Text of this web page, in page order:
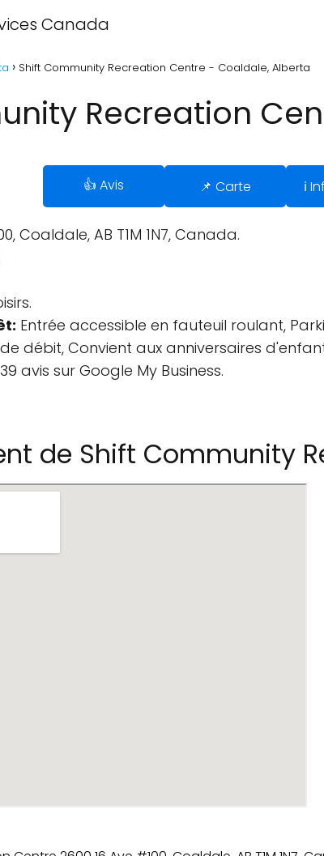
Canada
Shift Community Recreation Centre - Coaldale, Alberta
Recreation
👍 Avis 📌 Carte ℹ️
Coaldale, AB T1M 1N7, Canada.
Entrée accessible en fauteuil roulant,
débit, Convient aux anniversaires
avis sur Google My Business.
de Shift Community